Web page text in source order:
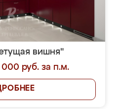
вишня"
руб. за п.м.